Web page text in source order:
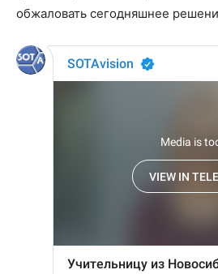
обжаловать сегодняшнее